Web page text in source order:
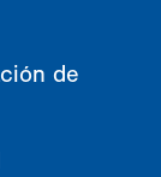
de